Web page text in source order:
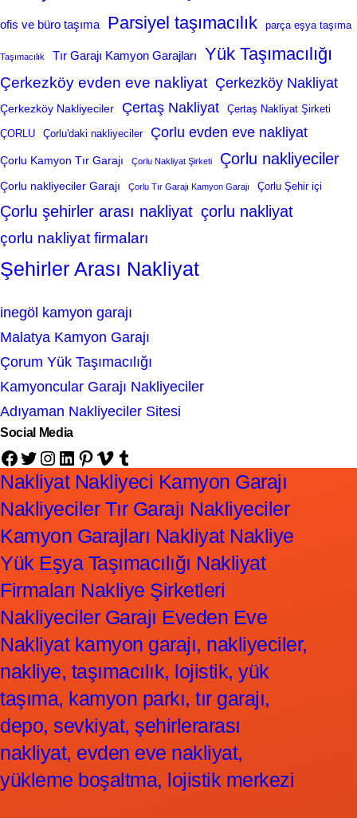
ofis ve büro taşıma Parsiyel taşımacılık parça eşya taşıma
Taşımacılık Tır Garajı Kamyon Garajları Yük Taşımacılığı
Çerkezköy evden eve nakliyat Çerkezköy Nakliyat
Çerkezköy Nakliyeciler Çertaş Nakliyat Çertaş Nakliyat Şirketi
ÇORLU Çorlu'daki nakliyeciler Çorlu evden eve nakliyat
Çorlu Kamyon Tır Garajı Çorlu Nakliyat Şirketi Çorlu nakliyeciler
Çorlu nakliyeciler Garajı Çorlu Tır Garajı Kamyon Garajı Çorlu Şehir içi
Çorlu şehirler arası nakliyat çorlu nakliyat
çorlu nakliyat firmaları
Şehirler Arası Nakliyat
inegöl kamyon garajı
Malatya Kamyon Garajı
Çorum Yük Taşımacılığı
Kamyoncular Garajı Nakliyeciler
Adıyaman Nakliyeciler Sitesi
Social Media
Facebook Twitter Instagram LinkedIn Pinterest Vimeo Tumblr
Nakliyat Nakliyeci Kamyon Garajı
Nakliyeciler Tır Garajı Nakliyeciler
Kamyon Garajları Nakliyat Nakliye
Yük Eşya Taşımacılığı Nakliyat
Firmaları Nakliye Şirketleri
Nakliyeciler Garajı Eveden Eve
Nakliyat kamyon garajı, nakliyeciler,
nakliye, taşımacılık, lojistik, yük
taşıma, kamyon parkı, tır garajı,
depo, sevkiyat, şehirlerarası
nakliyat, evden eve nakliyat,
yükleme boşaltma, lojistik merkezi